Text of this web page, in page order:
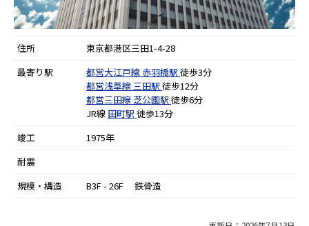
住所
東京都港区三田1-4-28
最寄り駅
都営大江戸線 赤羽橋駅 徒歩3分
都営浅草線 三田駅 徒歩12分
都営三田線 芝公園駅 徒歩6分
JR線 田町駅 徒歩13分
竣工
1975年
耐震
規模・構造
B3F - 26F 鉄骨造